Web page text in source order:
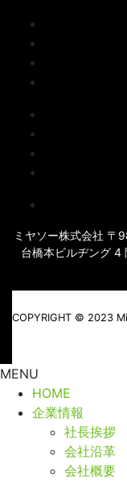
ミヤソー株式会社 〒
台橋本ビルヂング
COPYRIGHT © 2023
MENU
HOME
企業情報
社長挨拶
会社沿革
会社概要